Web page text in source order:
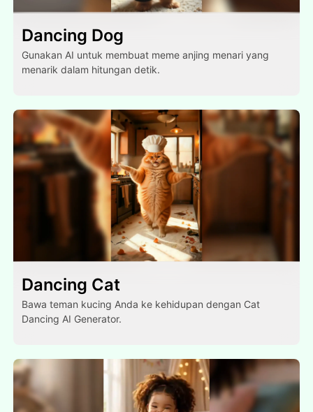
Dancing Dog
Gunakan AI untuk membuat meme anjing menari yang
menarik dalam hitungan detik.
Dancing Cat
Bawa teman kucing Anda ke kehidupan dengan Cat
Dancing AI Generator.